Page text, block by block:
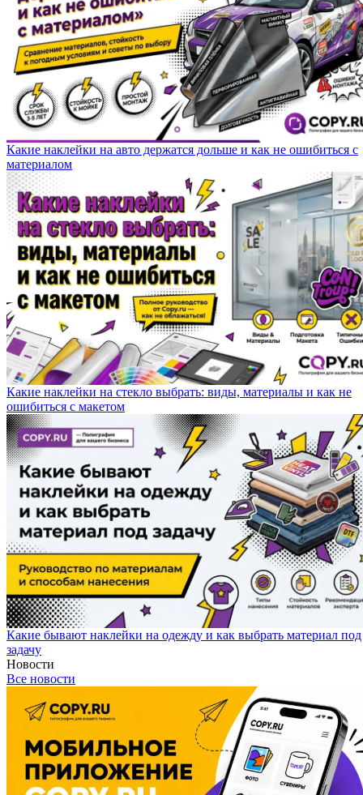
Какие наклейки на авто держатся дольше и как не ошибиться с
материалом
Какие наклейки на стекло выбрать: виды, материалы и как не
ошибиться с макетом
Какие бывают наклейки на одежду и как выбрать материал под
задачу
Новости
Все новости